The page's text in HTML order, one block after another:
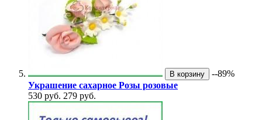
В корзину
--89%
Украшение сахарное Розы розовые
530 руб. 279 руб.